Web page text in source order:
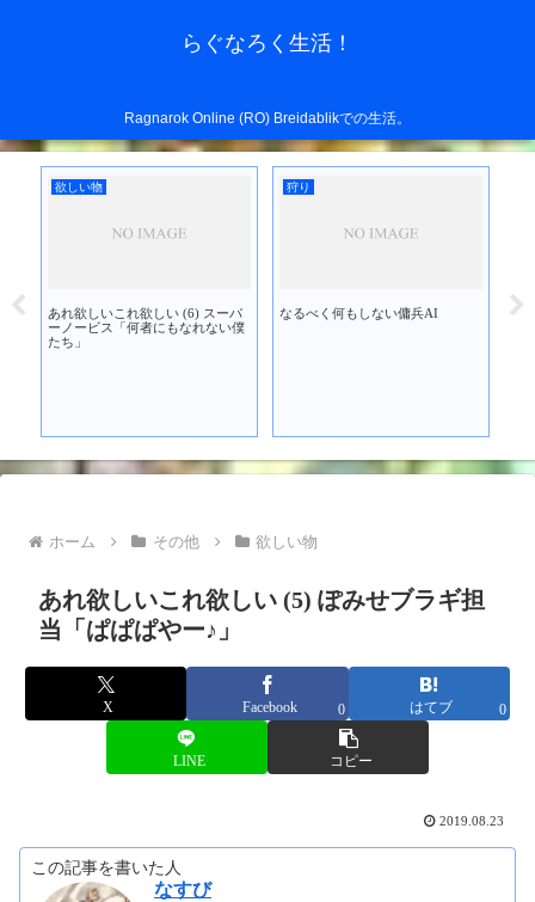
らぐなろく生活！
Ragnarok Online (RO) Breidablikでの生活。
欲しい物
あれ欲しいこれ欲しい (6) スーパ
ーノービス「何者にもなれない僕
たち」
狩り
なるべく何もしない傭兵AI
あ
ホーム その他 欲しい物
あれ欲しいこれ欲しい (5) ぽみせブラギ担
当「ぱぱぱやー♪」
X Facebook 0 はてブ 0
LINE コピー
2019.08.23
この記事を書いた人
なすび